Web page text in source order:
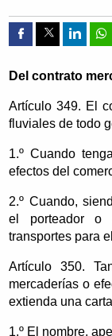
Compartir por
Del contrato
Artículo 349. El
fluviales de todo
1.º Cuando
efectos del
2.º Cuando,
el porteador o
transportes para
Artículo 350.
mercaderías o
extienda una
1.º El nombre,